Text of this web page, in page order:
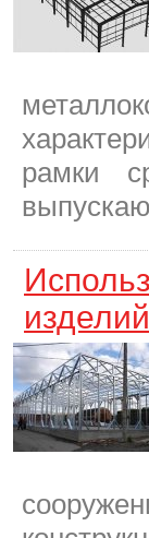
рамки
изделий